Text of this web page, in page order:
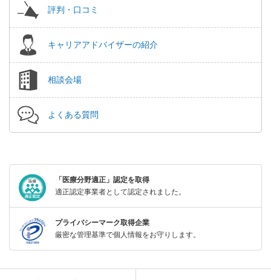
評判・口コミ
キャリアアドバイザーの紹介
相談会場
よくある質問
「医療分野適正」認定を取得
適正認定事業者として認定されました。
プライバシーマーク取得企業
厳密な管理基準で個人情報をお守りします。